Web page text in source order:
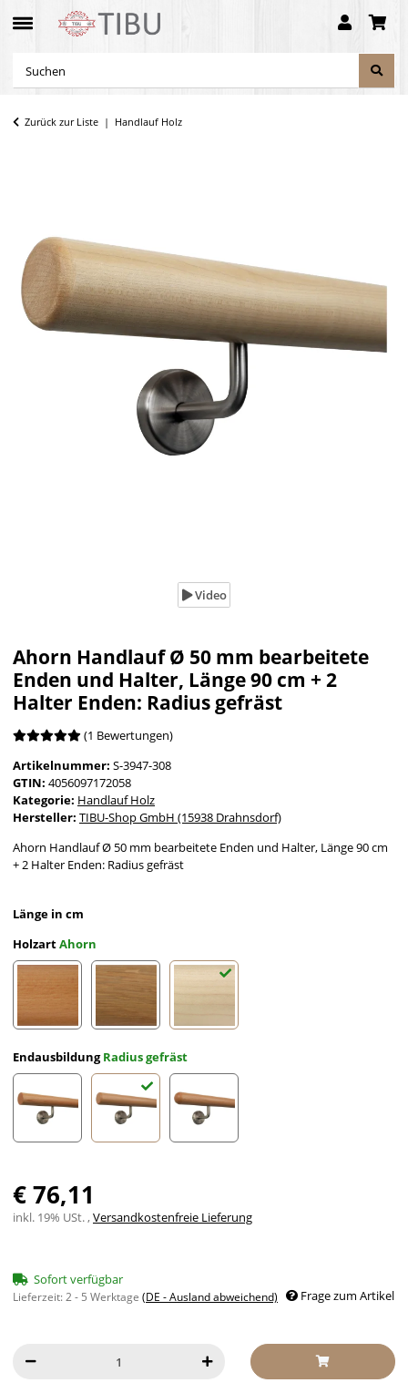
Zurück zur Liste Handlauf Holz
Video
Ahorn Handlauf Ø 50 mm bearbeitete
Enden und Halter, Länge 90 cm + 2
Halter Enden: Radius gefräst
(1 Bewertungen)
Artikelnummer: S-3947-308
GTIN: 4056097172058
Kategorie: Handlauf Holz
Hersteller: TIBU-Shop GmbH (15938 Drahnsdorf)
Ahorn Handlauf Ø 50 mm bearbeitete Enden und Halter, Länge 90 cm
+ 2 Halter Enden: Radius gefräst
Länge in cm
HolzartAhorn
EndausbildungRadius gefräst
€ 76,11
inkl. 19% USt. ,Versandkostenfreie Lieferung
Sofort verfügbar
Lieferzeit:2 - 5 Werktage (DE - Ausland abweichend) Frage zum Artikel